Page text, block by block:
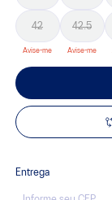
42 42.5
Entrega